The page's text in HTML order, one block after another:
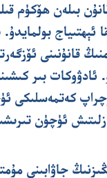
بىلەن ھۆكۈم
ئېھتىياج
قانۇنىنى
ئادۋوكات بىر
كەتمەسلىكى
ئۈچۈن
جاۋابىنى